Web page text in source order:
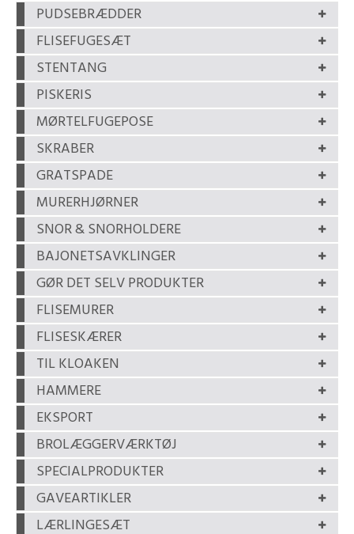
PUDSEBRÆDDER
FLISEFUGESÆT
STENTANG
PISKERIS
MØRTELFUGEPOSE
SKRABER
GRATSPADE
MURERHJØRNER
SNOR & SNORHOLDERE
BAJONETSAVKLINGER
GØR DET SELV PRODUKTER
FLISEMURER
FLISESKÆRER
TIL KLOAKEN
HAMMERE
EKSPORT
BROLÆGGERVÆRKTØJ
SPECIALPRODUKTER
GAVEARTIKLER
LÆRLINGESÆT